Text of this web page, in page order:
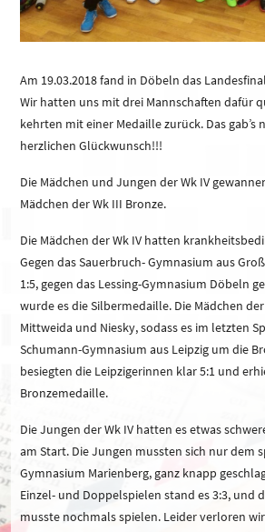
Am 19.03.2018 fand in Döbeln das
Wir hatten uns mit drei Mannschaften dafür
kehrten mit einer Medaille zurück. Das gab’s
herzlichen Glückwunsch!!!
Die Mädchen und Jungen der Wk IV
Mädchen der Wk III Bronze.
Die Mädchen der Wk IV hatten
Gegen das Sauerbruch- Gymnasium aus
1:5, gegen das Lessing-Gymnasium Döbeln
wurde es die Silbermedaille. Die Mädchen
Mittweida und Niesky, sodass es im letzten
Schumann-Gymnasium aus Leipzig um die
besiegten die Leipzigerinnen klar 5:1 und
Bronzemedaille.
Die Jungen der Wk IV hatten es etwas
am Start. Die Jungen mussten sich nur dem
Gymnasium Marienberg, ganz knapp
Einzel- und Doppelspielen stand es 3:3, und
musste nochmals spielen. Leider verloren wir